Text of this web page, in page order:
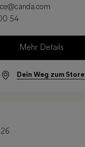
54
Mehr Details
Dein Weg zum Store